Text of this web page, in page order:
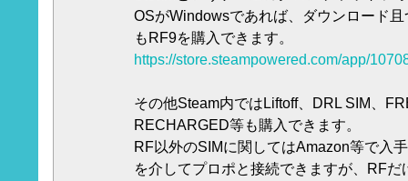
OSがWindowsであれば、ダウンロード
もRF9を購入できます。
https://store.steampowered.com/app/
その他Steam内ではLiftoff、DRL SIM、
RECHARGED等も購入できます。
RF以外のSIMに関してはAmazon等で入
を介してプロポと接続できますが、RF